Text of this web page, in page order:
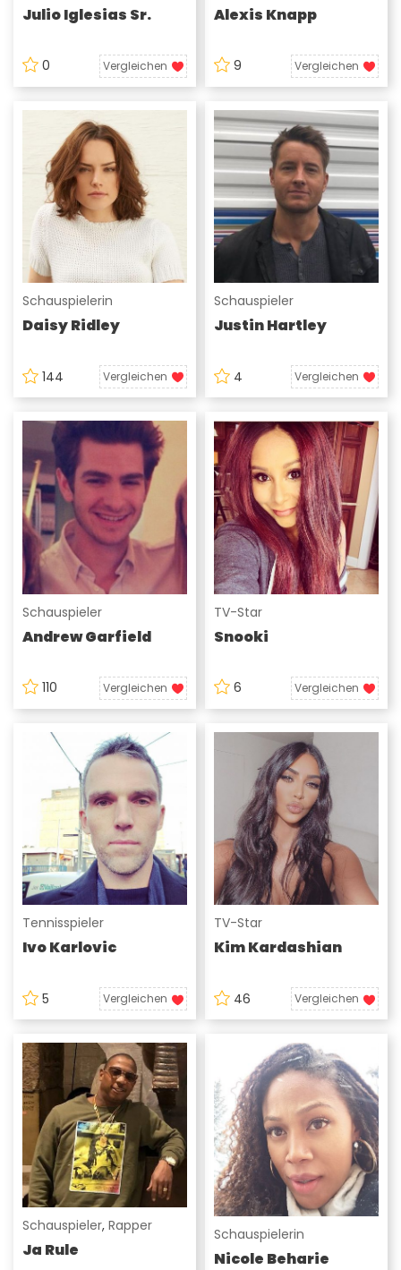
Julio Iglesias Sr.
0 Vergleichen
Alexis Knapp
9 Vergleichen
Schauspielerin
Daisy Ridley
144 Vergleichen
Schauspieler
Justin Hartley
4 Vergleichen
Schauspieler
Andrew Garfield
110 Vergleichen
TV-Star
Snooki
6 Vergleichen
Tennisspieler
Ivo Karlovic
5 Vergleichen
TV-Star
Kim Kardashian
46 Vergleichen
Schauspieler, Rapper
Ja Rule
Schauspielerin
Nicole Beharie